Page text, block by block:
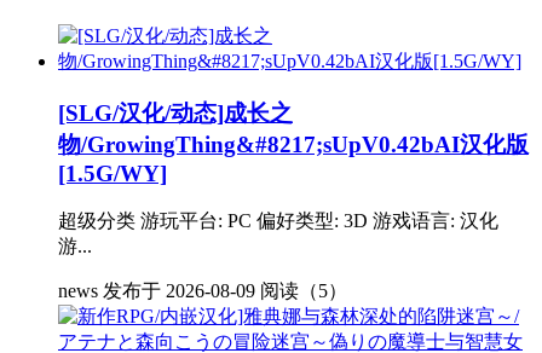
[SLG/汉化/动态]成长之
物/GrowingThing&#8217;sUpV0.42bAI汉化版
[1.5G/WY]
超级分类 游玩平台: PC 偏好类型: 3D 游戏语言: 汉化
游...
news 发布于 2026-08-09 阅读（5）